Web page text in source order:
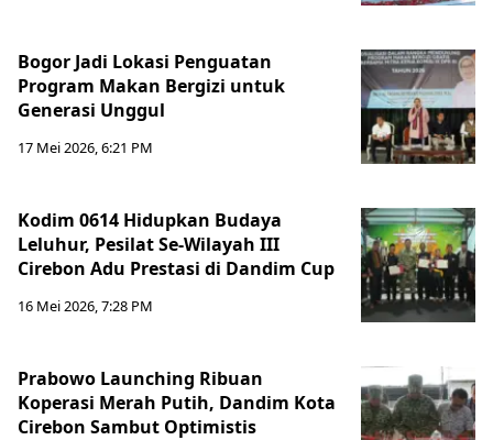
Bogor Jadi Lokasi Penguatan
Program Makan Bergizi untuk
Generasi Unggul
17 Mei 2026, 6:21 PM
Kodim 0614 Hidupkan Budaya
Leluhur, Pesilat Se-Wilayah III
Cirebon Adu Prestasi di Dandim Cup
16 Mei 2026, 7:28 PM
Prabowo Launching Ribuan
Koperasi Merah Putih, Dandim Kota
Cirebon Sambut Optimistis